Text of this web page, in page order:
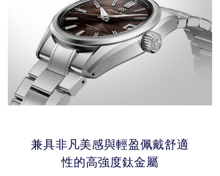
兼具非凡美感與輕盈佩戴舒適
性的高強度鈦金屬